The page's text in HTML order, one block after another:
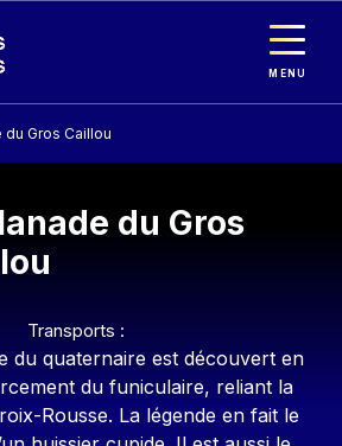
MENU
du Gros Caillou
du Gros
Transports :
du quaternaire est découvert en
du funiculaire, reliant la
Rousse. La légende en fait le